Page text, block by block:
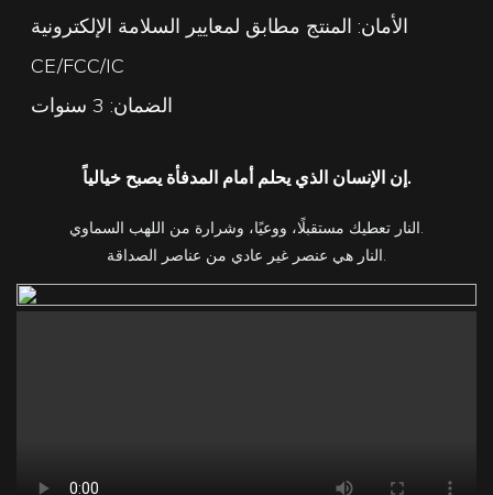
الأمان: المنتج مطابق لمعايير السلامة الإلكترونية
CE/FCC/IC
الضمان: 3 سنوات
إن الإنسان الذي يحلم أمام المدفأة يصبح خيالياً.
النار تعطيك مستقبلًا، ووعيًا، وشرارة من اللهب السماوي.
النار هي عنصر غير عادي من عناصر الصداقة.